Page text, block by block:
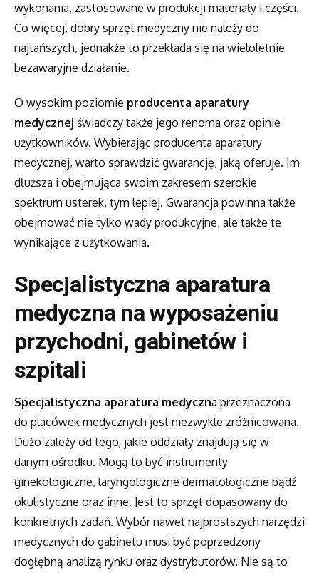
wykonania, zastosowane w produkcji materiały i części.
Co więcej, dobry sprzęt medyczny nie należy do
najtańszych, jednakże to przekłada się na wieloletnie
bezawaryjne działanie.
O wysokim poziomie producenta aparatury
medycznej świadczy także jego renoma oraz opinie
użytkowników. Wybierając producenta aparatury
medycznej, warto sprawdzić gwarancję, jaką oferuje. Im
dłuższa i obejmująca swoim zakresem szerokie
spektrum usterek, tym lepiej. Gwarancja powinna także
obejmować nie tylko wady produkcyjne, ale także te
wynikające z użytkowania.
Specjalistyczna aparatura
medyczna na wyposażeniu
przychodni, gabinetów i
szpitali
Specjalistyczna aparatura medyczna przeznaczona
do placówek medycznych jest niezwykle zróżnicowana.
Dużo zależy od tego, jakie oddziały znajdują się w
danym ośrodku. Mogą to być instrumenty
ginekologiczne, laryngologiczne dermatologiczne bądź
okulistyczne oraz inne. Jest to sprzęt dopasowany do
konkretnych zadań. Wybór nawet najprostszych narzędzi
medycznych do gabinetu musi być poprzedzony
dogłębną analizą rynku oraz dystrybutorów. Nie są to